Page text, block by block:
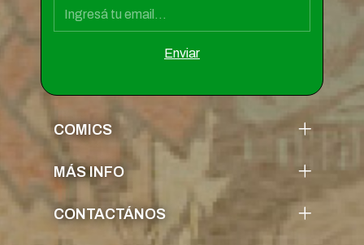
COMICS
MÁS INFO
CONTACTÁNOS